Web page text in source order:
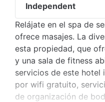
Independent
Relájate en el spa de
ofrece masajes. La
esta propiedad, que
y una sala de fitness
servicios de este hotel
por wifi gratuito,
de organización de